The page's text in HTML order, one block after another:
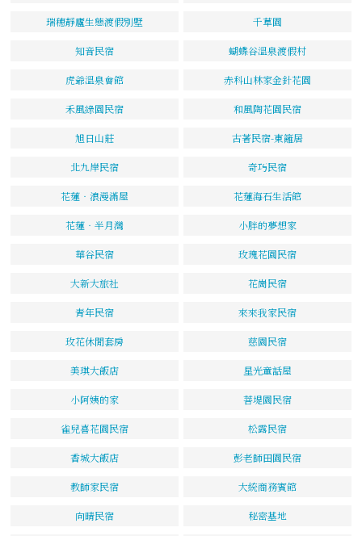
瑞穗靜廬生態渡假別墅 千草園
知音民宿 蝴蝶谷溫泉渡假村
虎爺溫泉會館 赤科山林家金針花園
禾風綠園民宿 和風陶花園民宿
旭日山莊 古著民宿-東籬居
北九岸民宿 奇巧民宿
花蓮‧浪漫滿屋 花蓮海石生活館
花蓮‧半月灣 小胖的夢想家
華谷民宿 玫瑰花園民宿
大新大旅社 花崗民宿
青年民宿 來來我家民宿
玫花休閒套房 慈園民宿
美琪大飯店 星光童話屋
小阿姨的家 菩堤園民宿
雀兒喜花園民宿 松露民宿
香城大飯店 彭老師田園民宿
教師家民宿 大統商務賓館
向晴民宿 秘密基地